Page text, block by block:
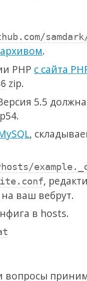
samdark/
.
PHP с сайта
zip.
5.5 должна
,
,
ваш вебрут.
в hosts.
вопросы